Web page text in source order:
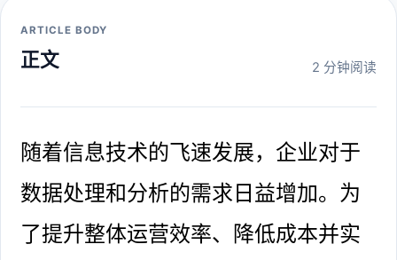
ARTICLE BODY
正文 2 分钟阅读
随着信息技术的飞速发展，企业对于
数据处理和分析的需求日益增加。为
了提升整体运营效率、降低成本并实